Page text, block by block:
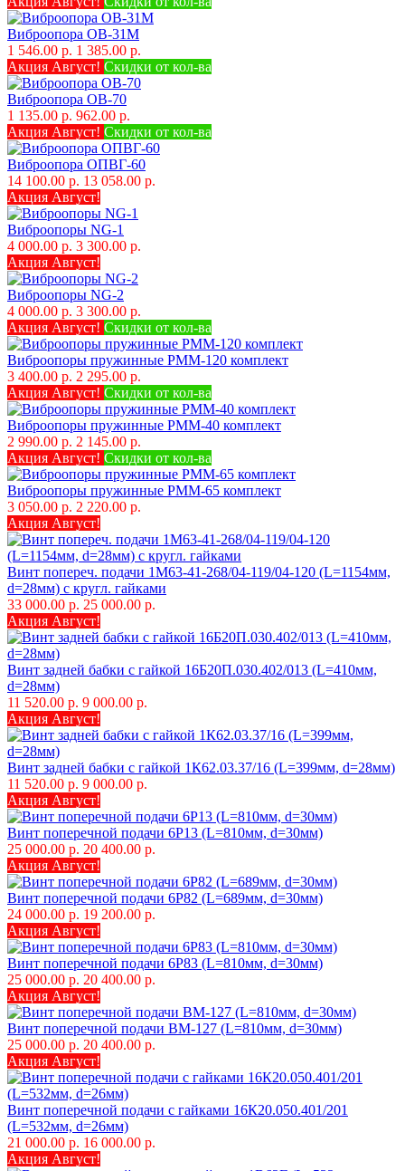
Виброопора ОВ-31М
1 546.00 р. 1 385.00 р.
Акция Август! Скидки от кол-ва
Виброопора ОВ-70
1 135.00 р. 962.00 р.
Акция Август! Скидки от кол-ва
Виброопора ОПВГ-60
14 100.00 р. 13 058.00 р.
Акция Август!
Виброопоры NG-1
4 000.00 р. 3 300.00 р.
Акция Август!
Виброопоры NG-2
4 000.00 р. 3 300.00 р.
Акция Август! Скидки от кол-ва
Виброопоры пружинные РММ-120 комплект
3 400.00 р. 2 295.00 р.
Акция Август! Скидки от кол-ва
Виброопоры пружинные РММ-40 комплект
2 990.00 р. 2 145.00 р.
Акция Август! Скидки от кол-ва
Виброопоры пружинные РММ-65 комплект
3 050.00 р. 2 220.00 р.
Акция Август!
Винт попереч. подачи 1М63-41-268/04-119/04-120 (L=1154мм,
d=28мм) с кругл. гайками
33 000.00 р. 25 000.00 р.
Акция Август!
Винт задней бабки с гайкой 16Б20П.030.402/013 (L=410мм,
d=28мм)
11 520.00 р. 9 000.00 р.
Акция Август!
Винт задней бабки с гайкой 1К62.03.37/16 (L=399мм, d=28мм)
11 520.00 р. 9 000.00 р.
Акция Август!
Винт поперечной подачи 6Р13 (L=810мм, d=30мм)
25 000.00 р. 20 400.00 р.
Акция Август!
Винт поперечной подачи 6Р82 (L=689мм, d=30мм)
24 000.00 р. 19 200.00 р.
Акция Август!
Винт поперечной подачи 6Р83 (L=810мм, d=30мм)
25 000.00 р. 20 400.00 р.
Акция Август!
Винт поперечной подачи ВМ-127 (L=810мм, d=30мм)
25 000.00 р. 20 400.00 р.
Акция Август!
Винт поперечной подачи с гайками 16К20.050.401/201
(L=532мм, d=26мм)
21 000.00 р. 16 000.00 р.
Акция Август!